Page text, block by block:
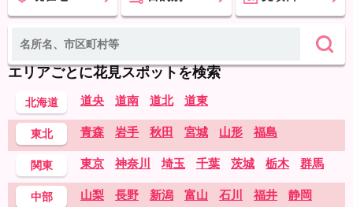
エリアごとに花見スポットを検索
北海道 道央 道南 道北 道東
東北 青森 岩手 秋田 宮城 山形 福島
関東 東京 神奈川 埼玉 千葉 茨城 栃木 群馬
中部 山梨 長野 新潟 富山 石川 福井
静岡